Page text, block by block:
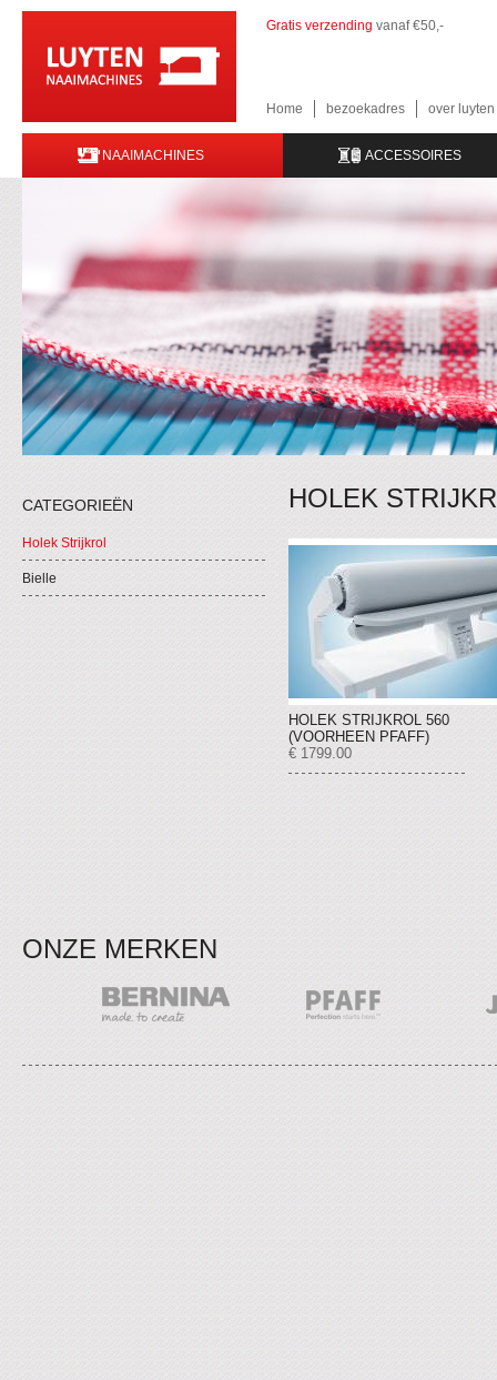
Gratis verzending vanaf €50,-
Home bezoekadres over
NAAIMACHINES ACCESSOIRES
CATEGORIEËN
Holek Strijkrol
Bielle
HOLEK
HOLEK STRIJKROL 560
(VOORHEEN PFAFF)
€ 1799.00
ONZE MERKEN